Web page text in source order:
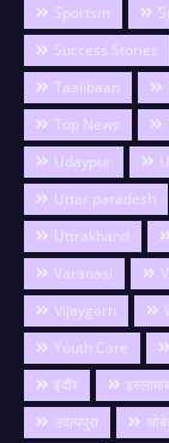
Sportsm
Success Stories
Taalibaan
Top News
Udaypur
Uttar paradesh
Uttrakhand
Varanasi
Vijaygarh
Youth Care
इंदौर
उदायपुरा